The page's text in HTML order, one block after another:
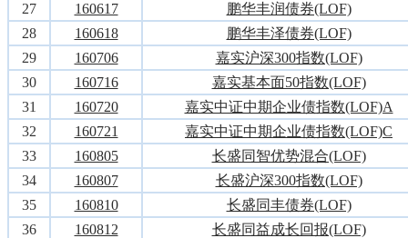
27
160617
鹏华丰润债券(LOF)
28
160618
鹏华丰泽债券(LOF)
29
160706
嘉实沪深300指数(LOF)
30
160716
嘉实基本面50指数(LOF)
31
160720
嘉实中证中期企业债指数(LOF)A
32
160721
嘉实中证中期企业债指数(LOF)C
33
160805
长盛同智优势混合(LOF)
34
160807
长盛沪深300指数(LOF)
35
160810
长盛同丰债券(LOF)
36
160812
长盛同益成长回报(LOF)